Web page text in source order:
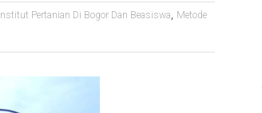
Institut Pertanian Di Bogor Dan Beasiswa, Metode